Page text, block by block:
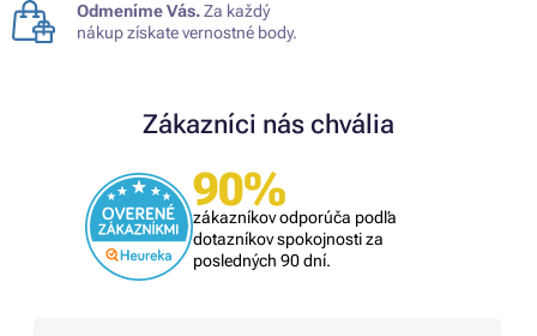
Odmeníme Vás.Za každý
nákup získate vernostné body.
Zákazníci nás chvália
90%
zákazníkov odporúča podľa
dotazníkov spokojnosti za
posledných 90 dní.